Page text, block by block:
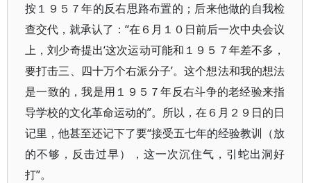
按１９５７年的反右思路布置的；后来他做的自我检
查交代，就承认了：“在６月１０日前后一次中央会议
上，刘少奇提出‘这次运动可能和１９５７年差不多，
要打击三、四十万个右派分子’。这个想法和我的想法
是一致的，我是用１９５７年反右斗争的老经验来指
导学校的文化革命运动的”。所以，在６月２９日的日
记里，他甚至还记下了要“接受五七年的经验教训（放
的不够，反击过早），这一次沉住气，引蛇出洞好
打”。